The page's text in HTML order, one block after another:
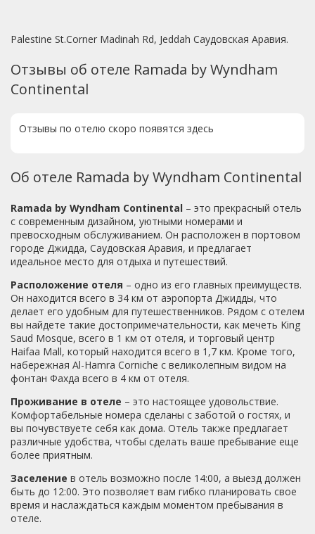
Palestine St.Corner Madinah Rd, Jeddah Саудовская Аравия.
Отзывы об отеле Ramada by Wyndham
Continental
Отзывы по отелю скоро появятся здесь
Об отеле Ramada by Wyndham Continental
Ramada by Wyndham Continental – это прекрасный отель
с современным дизайном, уютными номерами и
превосходным обслуживанием. Он расположен в портовом
городе Джидда, Саудовская Аравия, и предлагает
идеальное место для отдыха и путешествий.
Расположение отеля – одно из его главных преимуществ.
Он находится всего в 34 км от аэропорта Джидды, что
делает его удобным для путешественников. Рядом с отелем
вы найдете такие достопримечательности, как мечеть King
Saud Mosque, всего в 1 км от отеля, и торговый центр
Haifaa Mall, который находится всего в 1,7 км. Кроме того,
набережная Al-Hamra Corniche с великолепным видом на
фонтан Фахда всего в 4 км от отеля.
Проживание в отеле – это настоящее удовольствие.
Комфортабельные номера сделаны с заботой о гостях, и
вы почувствуете себя как дома. Отель также предлагает
различные удобства, чтобы сделать ваше пребывание еще
более приятным.
Заселение в отель возможно после 14:00, а выезд должен
быть до 12:00. Это позволяет вам гибко планировать свое
время и наслаждаться каждым моментом пребывания в
отеле.